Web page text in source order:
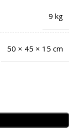
9 kg
50 × 45 × 15 cm